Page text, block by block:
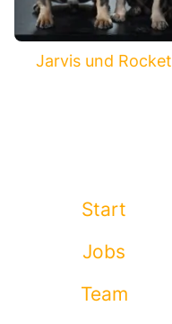
Jarvis und Rocket
Start
Jobs
Team